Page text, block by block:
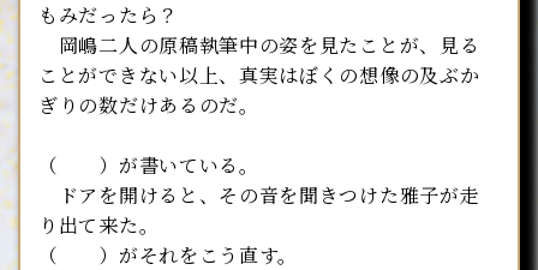
もみだったら？
岡嶋二人の原稿執筆中の姿を見たことが、見る
ことができない以上、真実はぼくの想像の及ぶか
ぎりの数だけあるのだ。
（ ）が書いている。
ドアを開けると、その音を聞きつけた雅子が走
り出て来た。
（ ）がそれをこう直す。